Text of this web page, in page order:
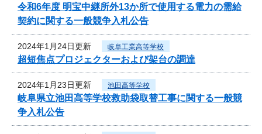
令和6年度 明宝中継所外13か所で使用する電力の需給
契約に関する一般競争入札公告
2024年1月24日更新 岐阜工業高等学校
超短焦点プロジェクターおよび架台の調達
2024年1月23日更新 池田高等学校
岐阜県立池田高等学校救助袋取替工事に関する一般競
争入札公告